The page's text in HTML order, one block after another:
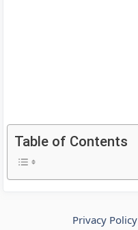
Table of Contents
Privacy Policy